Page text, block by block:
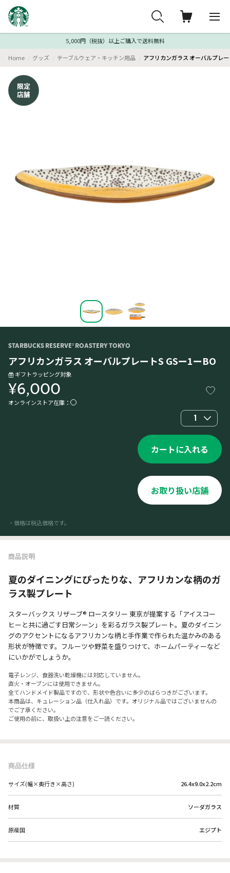
5,000円（税抜）以上ご購入で送料無料
Home グッズ テーブルウェア・キッチン用品 アフリカンガラス オーバルプレ
限定
店舗
STARBUCKS RESERVE® ROASTERY TOKYO
アフリカンガラス オーバルプレートS GSー1ーBO
ギフトラッピング対象
¥6,000
オンラインストア在庫：
1
カートに入れる
お取り扱い店舗
・価格は税込価格です。
商品説明
夏のダイニングにぴったりな、アフリカンな柄のガ
ラス製プレート
スターバックス リザーブ® ロースタリー 東京が提案する「アイスコー
ヒーと共に過ごす日常シーン」を彩るガラス製プレート。夏のダイニン
グのアクセントになるアフリカンな柄と手作業で作られた温かみのある
形状が特徴です。フルーツや野菜を盛りつけて、ホームパーティーなど
にいかがでしょうか。
電子レンジ、食器洗い乾燥機には対応していません。
直火・オーブンには使用できません。
全てハンドメイド製品ですので、形状や色合いに多少のばらつきがございます。
本商品は、キュレーション品（仕入れ品）です。オリジナル品ではございませんの
でご了承ください。
ご使用の前に、取扱い上の注意をご一読ください。
商品仕様
サイズ(幅×奥行き×高さ) 26.4x9.0x2.2cm
材質 ソーダガラス
原産国 エジプト